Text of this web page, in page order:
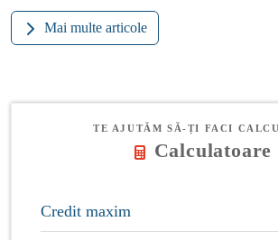
Mai multe articole
TE AJUTĂM SĂ-ȚI FACI
Calculatoare
Credit maxim